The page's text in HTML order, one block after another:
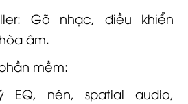
Gõ nhạc, điều khiển
âm.
mềm:
EQ, nén, spatial audio,